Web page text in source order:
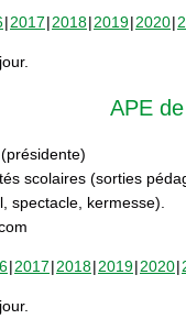
2017 2018 2019 2020
APE
scolaires (sorties
spectacle, kermesse).
2017 2018 2019 2020